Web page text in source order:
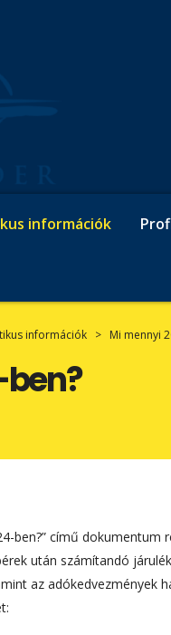
információk
információk > Mi mennyi
ben?” című dokumentum
után számítandó
az adókedvezmények